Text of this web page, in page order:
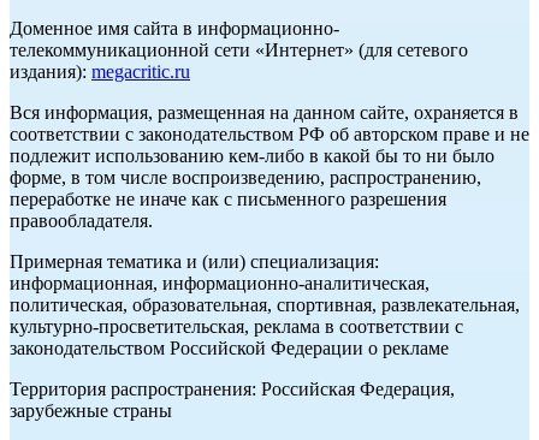
Доменное имя сайта в информационно-
телекоммуникационной сети «Интернет» (для сетевого
издания): megacritic.ru
Вся информация, размещенная на данном сайте, охраняется в
соответствии с законодательством РФ об авторском праве и не
подлежит использованию кем-либо в какой бы то ни было
форме, в том числе воспроизведению, распространению,
переработке не иначе как с письменного разрешения
правообладателя.
Примерная тематика и (или) специализация:
информационная, информационно-аналитическая,
политическая, образовательная, спортивная, развлекательная,
культурно-просветительская, реклама в соответствии с
законодательством Российской Федерации о рекламе
Территория распространения: Российская Федерация,
зарубежные страны